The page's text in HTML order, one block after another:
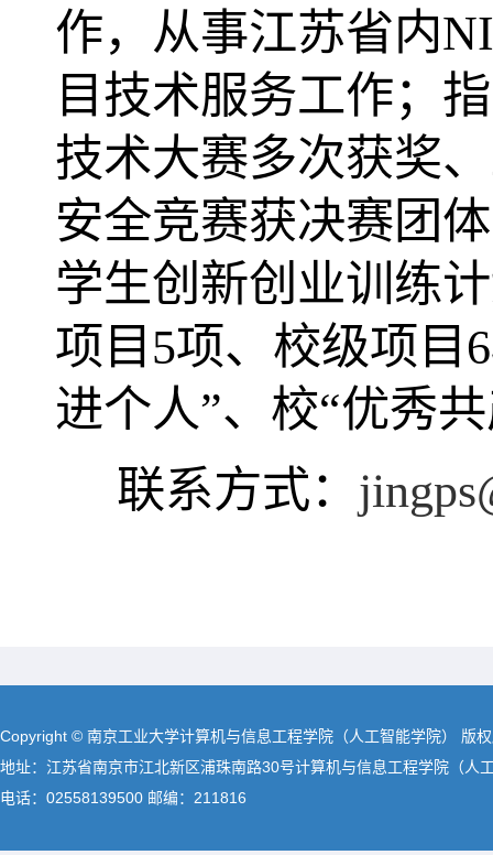
作，从事江苏省内
目技术服务工作；
技术大赛多次获奖、
安全竞赛获决赛团
学生创新创业训练
项目 5项、校级项目 6
进个人”、校“优秀
联系方式：
Copyright © 南京工业大学计算机与信息工程学院（人工智能学院） 版
地址：江苏省南京市江北新区浦珠南路30号计算机与信息工程学院（人
电话：02558139500 邮编：211816